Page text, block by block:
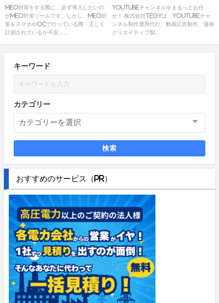
選び方も解説
MEO対策をする際に、必ず導入したいの
がMEO対策ツールです。しかし、MEO対
策をスマホやOCで行っている際「正しく
計測されているか不安」...
ネル制作運用・動画広告制作・
映像制作
YouTubeチャンネルをまるっとお任
せ！ 株式会社tegyは、YouTubeチャ
ンネル制作運用代行、動画広告制作、漫画
クリエイティブ製...
キーワード
カテゴリー
検索
おすすめのサービス（PR）